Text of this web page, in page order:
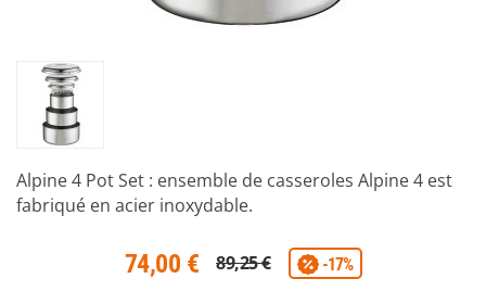
Alpine 4 Pot Set : ensemble de casseroles Alpine 4 est
fabriqué en acier inoxydable.
74,00 € 89,25 € -17%